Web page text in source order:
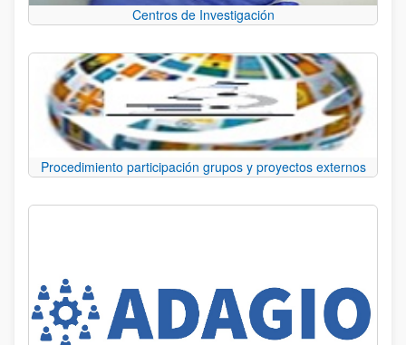
Centros de Investigación
Procedimiento participación grupos y proyectos externos